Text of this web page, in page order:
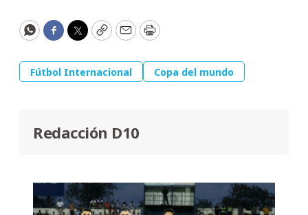
WhatsApp
Facebook
Twitter
CopyEmailPrint
Fútbol Internacional Copa del mundo
Redacción D10